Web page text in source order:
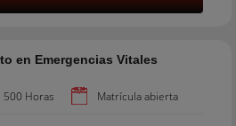
en Emergencias Vitales
500 Horas Matrícula abierta